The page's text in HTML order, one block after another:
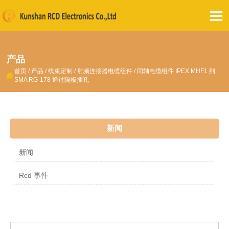

产品
 首页 / 产品 /线束定制 / 射频连接器电缆组件 / 同轴电缆组件 IPEX MHF1 到
SMA RG-178 通过隔板插孔
新闻
新闻
Rcd 事件